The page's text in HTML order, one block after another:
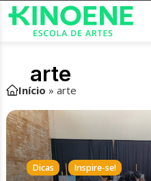
arte
Início » arte
Dicas , Inspire-se!